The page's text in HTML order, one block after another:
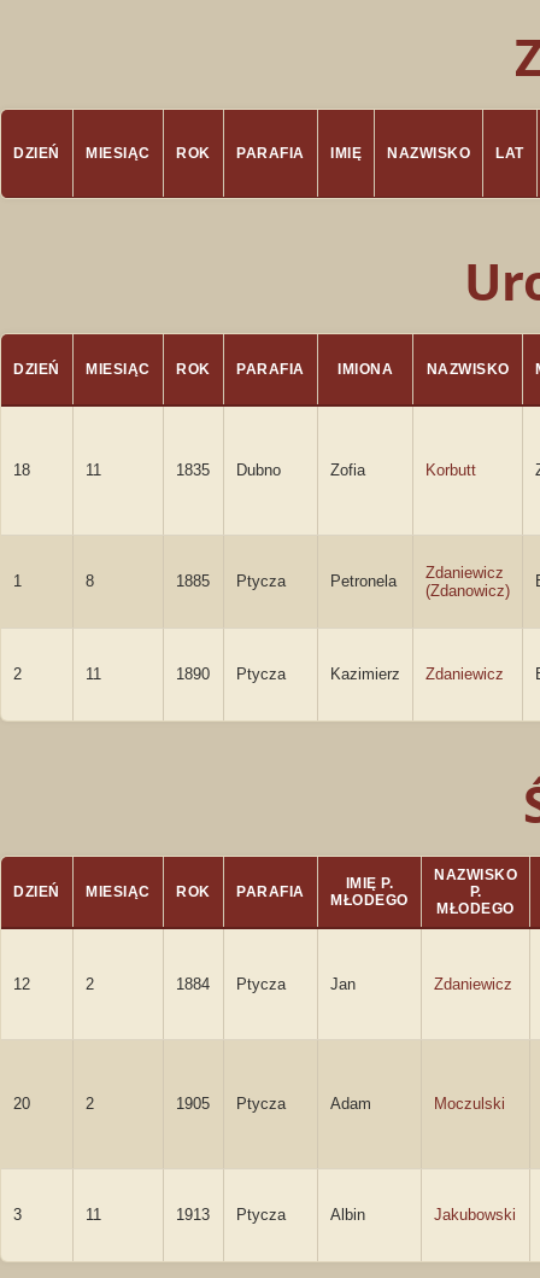
DZIEŃ MIESIĄC ROK PARAFIA IMIĘ NAZWISKO LAT
DZIEŃ MIESIĄC ROK PARAFIA IMIONA NAZWISKO
18 11 1835 Dubno Zofia Korbutt
1 8 1885 Ptycza Petronela
Zdaniewicz
(Zdanowicz)
2 11 1890 Ptycza Kazimierz Zdaniewicz
DZIEŃ MIESIĄC ROK PARAFIA
IMIĘ P.
MŁODEGO
NAZWISKO
P.
MŁODEGO
12 2 1884 Ptycza Jan Zdaniewicz
20 2 1905 Ptycza Adam Moczulski
3 11 1913 Ptycza Albin Jakubowski